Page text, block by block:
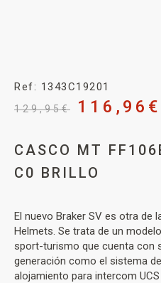
Ref: 1343C19201
129,95€ 116,96 €
CASCO MT
C0 BRILLO
El nuevo Braker SV es otra de
Helmets. Se trata de un
sport-turismo que cuenta con
generación como el sistema
alojamiento para intercom